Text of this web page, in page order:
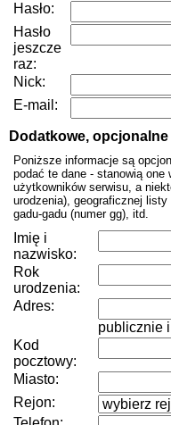
Hasło:
Hasło
jeszcze
raz:
Nick:
E-mail:
Dodatkowe,
Poniższe informacje są
podać te dane - stanowią
użytkowników serwisu, a
urodzenia), geograficznej
gadu-gadu (numer gg), itd.
Imię i
nazwisko:
Rok
urodzenia:
Adres:
publicznie
Kod
pocztowy:
Miasto:
Rejon: